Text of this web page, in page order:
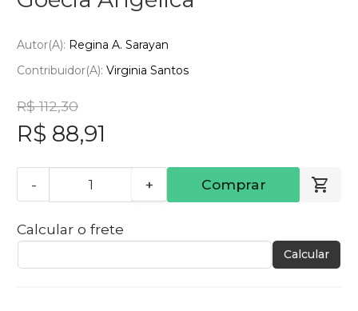
Autor(a): Regina A. Sarayan
Contribuidor(a): Virginia Santos
R$ 112,30
R$ 88,91
- + Comprar
Calcular o frete
Calcular